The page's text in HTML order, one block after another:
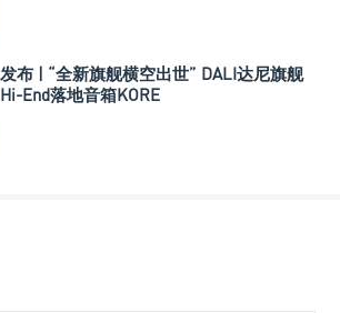
发布 | “全新旗舰横空出世” DALI达尼旗舰
Hi-End落地音箱KORE